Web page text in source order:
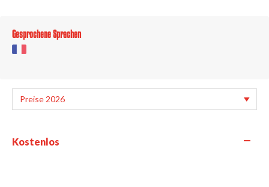
Gesprochene Sprachen
Kostenlos —